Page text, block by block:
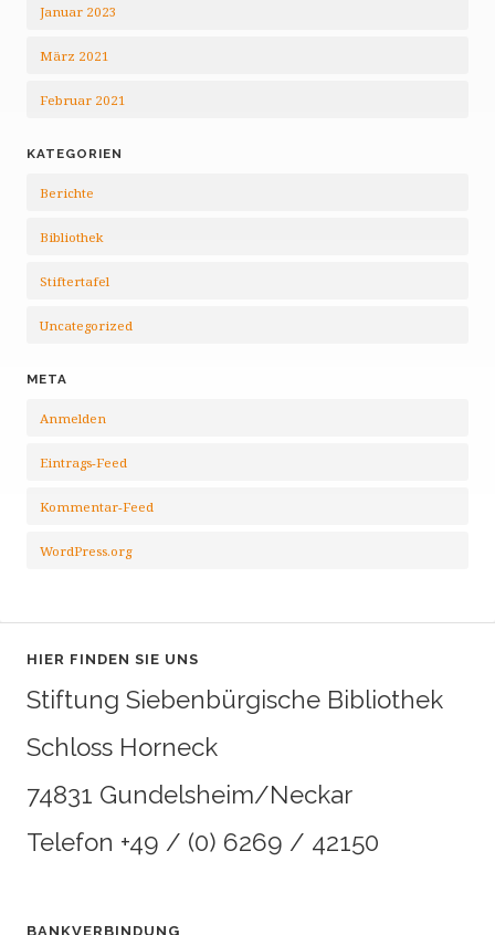
Januar 2023
März 2021
Februar 2021
KATEGORIEN
Berichte
Bibliothek
Stiftertafel
Uncategorized
META
Anmelden
Eintrags-Feed
Kommentar-Feed
WordPress.org
HIER FINDEN SIE UNS
Stiftung Siebenbürgische Bibliothek
Schloss Horneck
74831 Gundelsheim/Neckar
Telefon +49 / (0) 6269 / 42150
BANKVERBINDUNG